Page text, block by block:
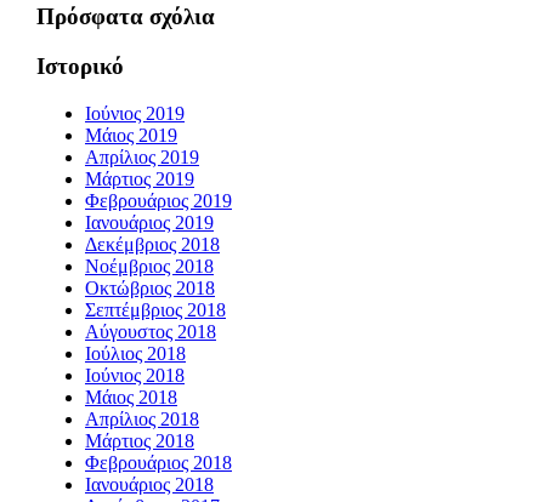
Πρόσφατα σχόλια
Ιστορικό
Ιούνιος 2019
Μάιος 2019
Απρίλιος 2019
Μάρτιος 2019
Φεβρουάριος 2019
Ιανουάριος 2019
Δεκέμβριος 2018
Νοέμβριος 2018
Οκτώβριος 2018
Σεπτέμβριος 2018
Αύγουστος 2018
Ιούλιος 2018
Ιούνιος 2018
Μάιος 2018
Απρίλιος 2018
Μάρτιος 2018
Φεβρουάριος 2018
Ιανουάριος 2018